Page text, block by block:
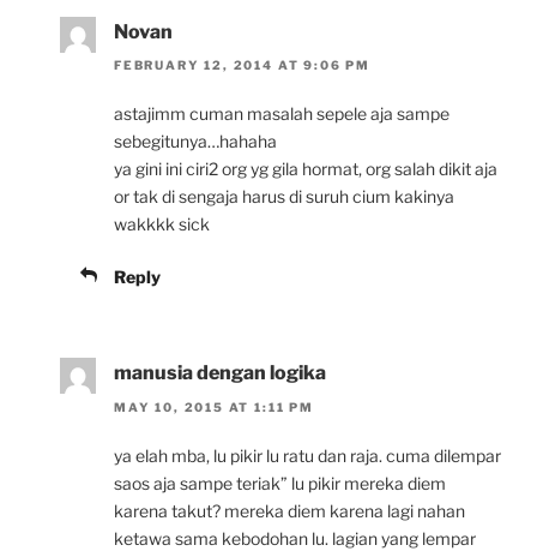
Novan
FEBRUARY 12, 2014 AT 9:06 PM
astajimm cuman masalah sepele aja sampe
sebegitunya…hahaha
ya gini ini ciri2 org yg gila hormat, org salah dikit aja
or tak di sengaja harus di suruh cium kakinya
wakkkk sick
Reply
manusia dengan logika
MAY 10, 2015 AT 1:11 PM
ya elah mba, lu pikir lu ratu dan raja. cuma dilempar
saos aja sampe teriak” lu pikir mereka diem
karena takut? mereka diem karena lagi nahan
ketawa sama kebodohan lu. lagian yang lempar